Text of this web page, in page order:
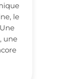
le
une